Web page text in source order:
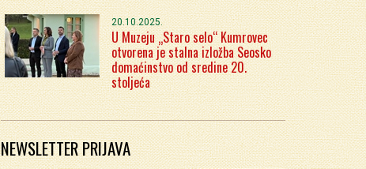
20.10.2025.
U Muzeju „Staro selo“ Kumrovec
otvorena je stalna izložba Seosko
domaćinstvo od sredine 20.
stoljeća
NEWSLETTER PRIJAVA